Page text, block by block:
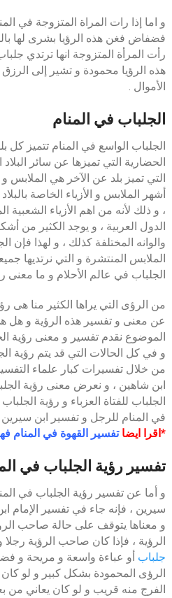
و اما إذا رات المراة المتزوجة في
فضفاض فغن هذه الرؤيا بشرى لها
رأت المرأة المتزوجة انها ترتدي
هذه الرؤيا محمودة و تشير إلى
الأموال .
الجلباب في المنام
الجلباب الواسع في المنام تتميز كل
الحضارية التي تميزها عن سائر
التي تميز بلد عن الآخر هي الملابس و
أشهر الملابس و الأزياء الخاصة
، و ذلك لأنه من اهم الأزياء
الدول العربية ، و يوجد الكثير من
والوانه المختلفة كذلك ، و لهذا فإن
الملابس المنتشرة و التي نرتديها
الجلباب في عالم الأحلام و ما معنى
من الرؤى التي يراها الكثير منا هى
عن معنى و تفسير هذه الرؤية و هل
الموضوع نقدم تفسير و معنى رؤية
و في كل الحالات التي قد يتم رؤية
من خلال تفسيرات كبار علماء
ابن شاهين ، و نعرض معنى رؤية
الجلباب للفتاة العزباء و رؤية
في المنام للرجل و تفسير ابن سيرين
*اقرا ايضا تفسير القهوة في المنام
تفسير رؤية الجلباب في
و أما عن تفسير رؤية الجلباب في
سيرين ، فإنه جاء في تفسير الإمام
و معناها يتوقف على حالة صاحب
الرؤية ، فإذا كان صاحب الرؤية
جلباب أو عباءة واسعة و مريحة و
الرؤى المحمودة بشكل كبير و لو
الفرج منه قريب و لو كان يعاني